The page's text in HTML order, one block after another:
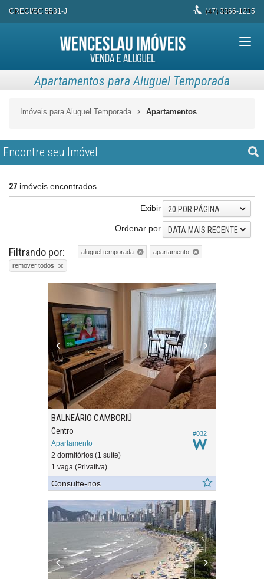
CRECI/SC 5531-J (47)3366-1215
Apartamentos para Aluguel Temporada
Imóveis para Aluguel Temporada Apartamentos
Encontre seu Imóvel
27 imóveis encontrados
Exibir
20 POR PÁGINA
Ordenar por
DATA MAIS RECENTE
Filtrando por: aluguel temporada
apartamento
remover todos
#032
BALNEÁRIO CAMBORIÚ
Centro
Apartamento
2 dormitórios (1 suíte)
1 vaga (Privativa)
Consulte-nos